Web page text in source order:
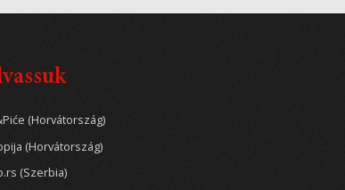
(Horvátország)
(Horvátország)
(Szerbia)